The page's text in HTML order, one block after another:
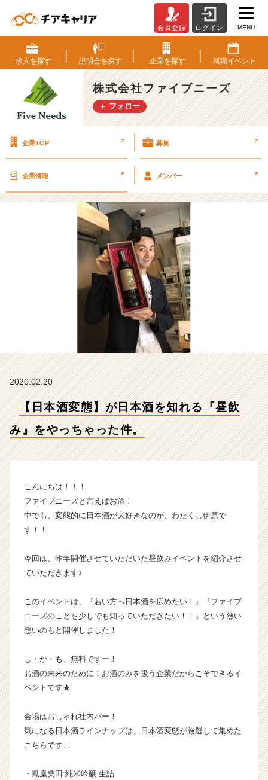
本
酒
変
態】
が
日
知
『昼
飲
み』
を
や
っ
ち
件。
イ
ニ
ズ
イ
ム
ラ
|
チ
ー・
成
企
業
ウ
届
会員登録 ログイン MENU
求人を探す 説明会を探す 企業を探す 就職イベント
株式会社ファイブニーズ
＋ フォロー
企業TOP > 募集 >
企業情報 > メンバー >
2020.02.20
【日本酒変態】が日本酒を知れる『昼飲
み』をやっちゃった件。
こんにちは！！！
ファイブニーズと言えばお酒！
中でも、変態的に日本酒が大好きなのが、わたくし伊原で
す！！
今回は、昨年開催させていただいた昼飲みイベントを紹介させ
ていただきます♪
このイベントは、『若い方へ日本酒を広めたい！』『ファイブ
ニーズのことを少しでも知っていただきたい！！』という熱い
想いのもと開催しました！
し・か・も、無料ですー！
お酒の未来のために！お酒のみを扱う企業だからこそできるイ
ベントです★
会場はおしゃれ社内バー！
気になる日本酒ラインナップは、日本酒変態が厳選して集めた
こちらです↓↓
・鳳凰美田 純米吟醸 生詰